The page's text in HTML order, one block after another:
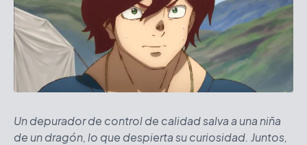
Un depurador de control de calidad salva a una niña
de un dragón, lo que despierta su curiosidad. Juntos,